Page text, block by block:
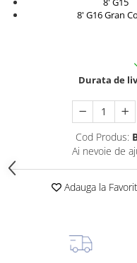
Broasca capota
Capac fata motor
Capota spate
Carenaj roata
Elemente caroserie
Inchidere aripa
8' G16 Gran
Durata de
Cod Produs:
Ai nevoie de
Adauga la